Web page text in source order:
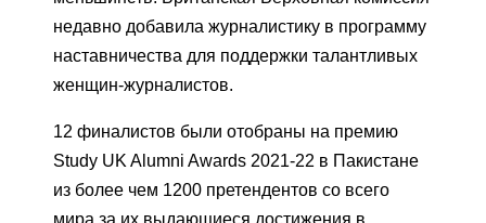
недавно добавила журналистику в программу
наставничества для поддержки талантливых
женщин-журналистов.
12 финалистов были отобраны на премию
Study UK Alumni Awards 2021-22 в Пакистане
из более чем 1200 претендентов со всего
мира за их выдающиеся достижения в